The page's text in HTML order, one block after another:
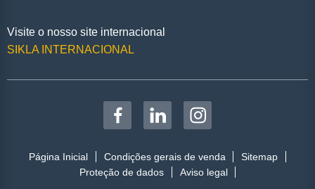
Visite o nosso site internacional
SIKLA INTERNACIONAL
Página Inicial Condições gerais de venda
Sitemap
Proteção de dados
Aviso legal